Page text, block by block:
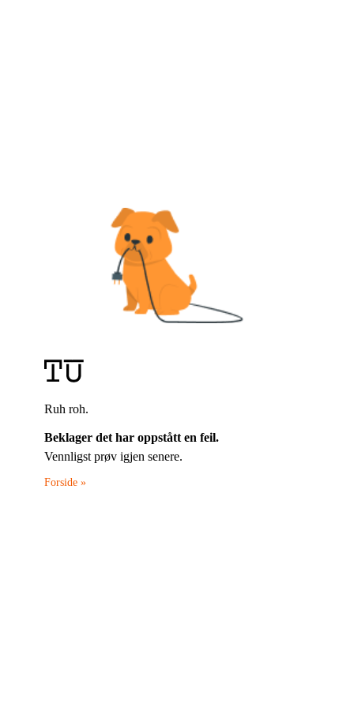
Ruh roh.
Beklager det har oppstått en feil.
Vennligst prøv igjen senere.
Forside »